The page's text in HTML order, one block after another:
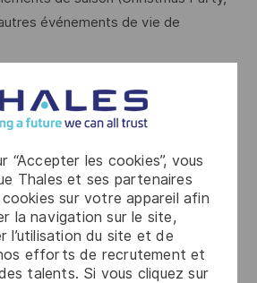
“Accepter les cookies”, vous
Thales et ses partenaires
sur votre appareil afin
la navigation sur le site,
l’utilisation du site et de
efforts de recrutement et
talents. Si vous cliquez sur
événements de vie de
en phase ?
Handi-Engagée, reconnait
diversité est notre meilleur
rejoignez nous !